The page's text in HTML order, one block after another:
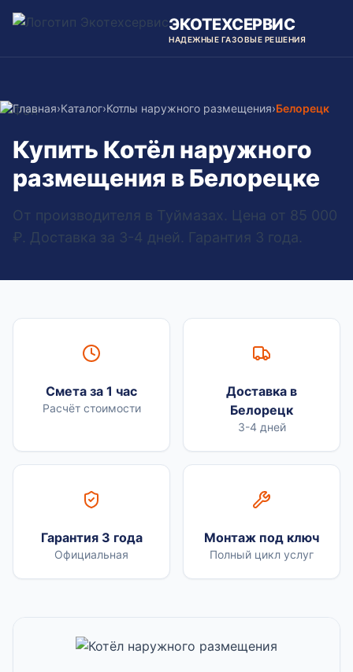
ЭКОТЕХСЕРВИС
НАДЕЖНЫЕ ГАЗОВЫЕ РЕШЕНИЯ
Главная›Каталог›Котлы наружного размещения›Белорецк
Купить Котёл наружного
размещения в Белорецке
От производителя в Туймазах. Цена от 85 000
₽. Доставка за 3-4 дней. Гарантия 3 года.
Смета за 1 час
Расчёт стоимости
Доставка в
Белорецк
3-4 дней
Гарантия 3 года
Официальная
Монтаж под ключ
Полный цикл услуг